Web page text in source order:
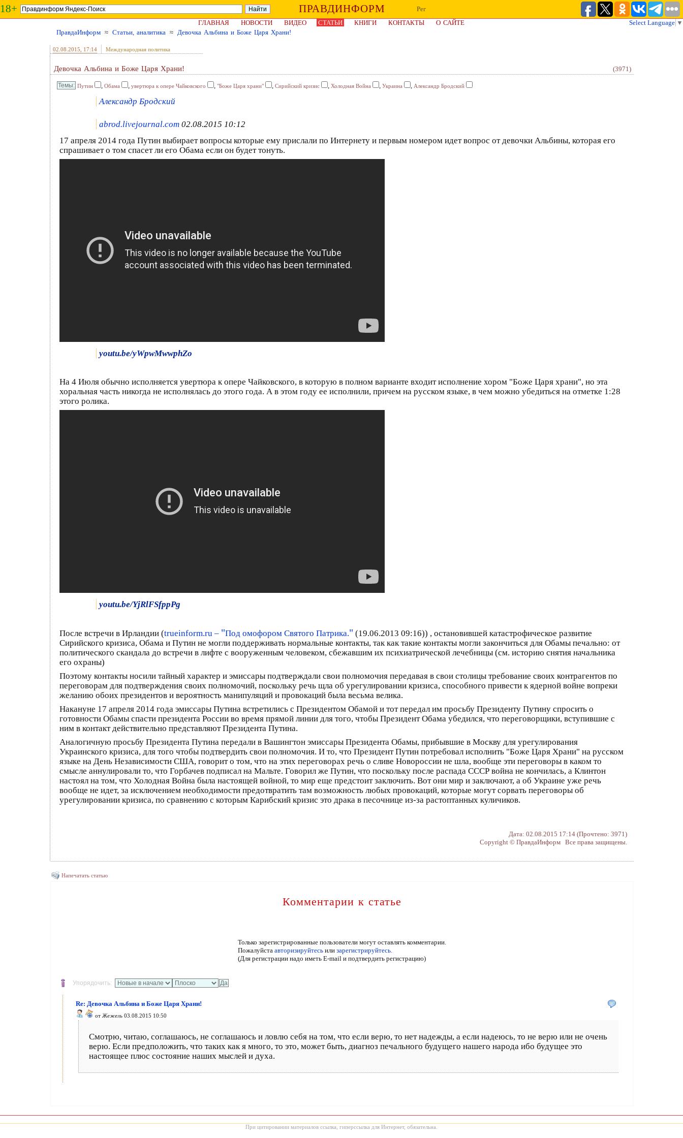
18+ ПРАВДИНФОРМ
Рег
ГЛАВНАЯ
НОВОСТИ ВИДЕО СТАТЬИ КНИГИ КОНТАКТЫ О САЙТЕ Select Language ▼
ПравдаИнформ ≈ Статьи, аналитика ≈ Девочка Альбина и Боже Царя Храни!
02.08.2015 , 17:14 Международная политика
Девочка Альбина и Боже Царя Храни! (3971)
Путин , Обама , увертюра к опере Чайковского , "Боже Царя храни" , Сирийский кризис , Холодная Война , Украина , Александр Бродский
Александр Бродский
abrod.livejournal.com 02.08.2015 10:12
17 апреля 2014 года Путин выбирает вопросы которые ему прислали по Интернету и первым номером идет вопрос от девочки Альбины, которая его
спрашивает о том спасет ли его Обама если он будет тонуть.
youtu.be/yWpwMwwphZo
На 4 Июля обычно исполняется увертюра к опере Чайковского, в которую в полном варианте входит исполнение хором "Боже Царя храни", но эта
хоральная часть никогда не исполнялась до этого года. А в этом году ее исполнили, причем на русском языке, в чем можно убедиться на отметке 1:28
этого ролика.
youtu.be/YjRlFSfppPg
После встречи в Ирландии (trueinform.ru – "Под омофором Святого Патрика." (19.06.2013 09:16)) , остановившей катастрофическое развитие
Сирийского кризиса, Обама и Путин не могли поддерживать нормальные контакты, так как такие контакты могли закончиться для Обамы печально: от
политического скандала до встречи в лифте с вооруженным человеком, сбежавшим их психиатрической лечебницы (см. историю снятия начальника
его охраны)
Поэтому контакты носили тайный характер и эмиссары подтверждали свои полномочия передавая в свои столицы требование своих контрагентов по
переговорам для подтверждения своих полномочий, поскольку речь щла об урегулировании кризиса, способного привести к ядерной войне вопреки
желанию обоих президентов и вероятность манипуляций и провокаций была весьма велика.
Накануне 17 апреля 2014 года эмиссары Путина встретились с Президентом Обамой и тот передал им просьбу Президенту Путину спросить о
готовности Обамы спасти президента России во время прямой линии для того, чтобы Президент Обама убедился, что переговорщики, вступившие с
ним в контакт действительно представляют Президента Путина.
Аналогичную просьбу Президента Путина передали в Вашингтон эмиссары Президента Обамы, прибывшие в Москву для урегулирования
Украинского кризиса, для того чтобы подтвердить свои полномочия. И то, что Президент Путин потребовал исполнить "Боже Царя Храни" на русском
языке на День Независимости США, говорит о том, что на этих переговорах речь о сливе Новороссии не шла, вообще эти переговоры в каком то
смысле аннулировали то, что Горбачев подписал на Мальте. Говорил же Путин, что поскольку после распада СССР война не кончилась, а Клинтон
настоял на том, что Холодная Война была настоящей войной, то мир еще предстоит заключить. Вот они мир и заключают, а об Украине уже речь
вообще не идет, за исключением необходимости предотвратить там возможность любых провокаций, которые могут сорвать переговоры об
урегулировании кризиса, по сравнению с которым Карибский кризис это драка в песочнице из-за растоптанных куличиков.
Дата: 02.08.2015 17:14 (Прочтено: 3971)
Copyright © ПравдаИнформ Все права защищены.
Напечатать статью
Комментарии к статье
Только зарегистрированные пользователи могут оставлять комментарии.
Пожалуйста авторизируйтесьили зарегистрируйтесь.
(Для регистрации надо иметь E-mail и подтвердить регистрацию)
Упорядочить:
Re: Девочка Альбина и Боже Царя Храни!
от Жежель 03.08.2015 10:50
Смотрю, читаю, соглашаюсь, не соглашаюсь и ловлю себя на том, что если верю, то нет надежды, а если надеюсь, то не верю или не очень
верю. Если предположить, что таких как я много, то это, может быть, диагноз печального будущего нашего народа ибо будущее это
настоящее плюс состояние наших мыслей и духа.
При цитировании материалов ссылка, гиперссылка для Интернет, обязательна.